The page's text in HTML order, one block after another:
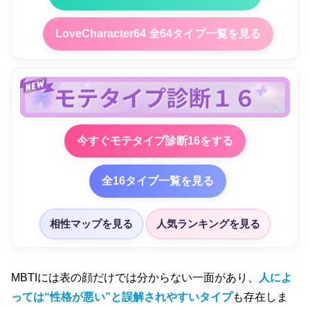
LoveCharacter64 全64タイプ一覧を見る
今すぐモテタイプ診断16をする
全16タイプ一覧を見る
相性マップを見る 人気ランキングを見る
MBTIには表の顔だけでは分からない一面があり、
人によ
っては“性格が悪い”と誤解されやすいタイプも存在しま